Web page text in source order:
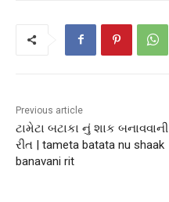
Previous article
ટામેટા બટાકા નું શાક બનાવવાની
રીત | tameta batata nu shaak
banavani rit